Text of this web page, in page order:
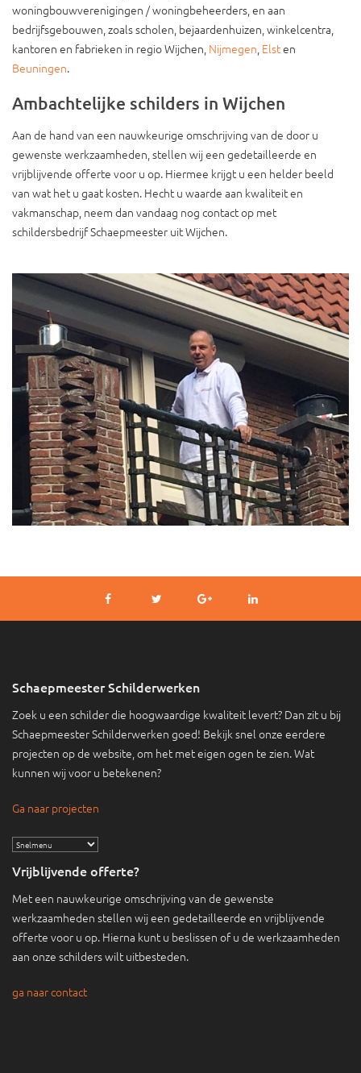
woningbouwverenigingen / woningbeheerders, en aan
bedrijfsgebouwen, zoals scholen, bejaardenhuizen, winkelcentra,
kantoren en fabrieken in regio Wijchen, Nijmegen Elsten
Beuningen.
Ambachtelijke schilders in Wijchen
Aan de hand van een nauwkeurige omschrijving van de door u
gewenste werkzaamheden, stellen wij een gedetailleerde en
vrijblijvende offerte voor u op. Hiermee krijgt u een helder beeld
van wat het u gaat kosten. Hecht u waarde aan kwaliteit en
vakmanschap, neem dan vandaag nog contact op met
schildersbedrijf Schaepmeester uit Wijchen.
Schaepmeester Schilderwerken
Zoek u een schilder die hoogwaardige kwaliteit levert? Dan zit u bij
Schaepmeester Schilderwerken goed! Bekijk snel onze eerdere
projecten op de website, om het met eigen ogen te zien. Wat
kunnen wij voor u betekenen?
Ga naar projecten
Vrijblijvende offerte?
Met een nauwkeurige omschrijving van de gewenste
werkzaamheden stellen wij een gedetailleerde en vrijblijvende
offerte voor u op. Hierna kunt u beslissen of u de werkzaamheden
aan onze schilders wilt uitbesteden.
ga naar contact